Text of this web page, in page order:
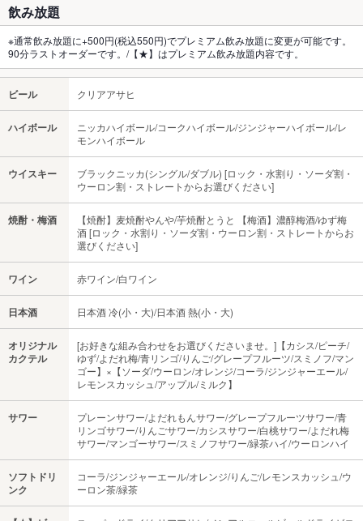
飲み放題
※通常飲み放題に+500円(税込550円)でプレミアム飲み放題に変更が可能です。
90分ラストオーダーです。/【★】はプレミアム飲み放題内容です。
ビール クリアアサヒ
ハイボール
ニッカハイボール/コークハイボール/ジンジャーハイボール/レ
モンハイボール
ウイスキー
ブラックニッカ(シングル/ダブル) [ロック・水割り・ソーダ割・
ウーロン割・ストレートからお選びください]
焼酎・梅酒
【焼酎】麦焼酎やんや/芋焼酎とうと 【梅酒】濃醇梅酒/ゆず梅
酒 [ロック・水割り・ソーダ割・ウーロン割・ストレートからお
選びください]
ワイン 赤ワイン/白ワイン
日本酒 日本酒 冷(小・大)/日本酒 熱(小・大)
オリジナル
カクテル
[お好きな組み合わせをお選びくださいませ。]【カシス/ピーチ/
ゆず/よだれ梅/青リンゴ/りんご/グレープフルーツ/スミノフ/マン
ゴー】×【ソーダ/ウーロン/オレンジ/コーラ/ジンジャーエール/
レモンスカッシュ/アップル/ミルク】
サワー
プレーンサワー/よだれもんサワー/グレープフルーツサワー/青
リンゴサワー/りんごサワー/カシスサワー/白桃サワー/よだれ梅
サワー/マンゴーサワー/スミノフサワー/緑茶ハイ/ウーロンハイ
ソフトドリ
ンク
コーラ/ジンジャーエール/オレンジ/りんご/レモンスカッシュ/ウ
ーロン茶/緑茶